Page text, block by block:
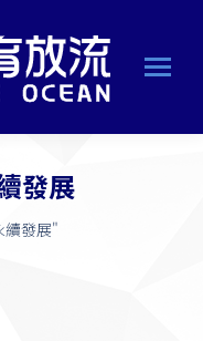
發展
續發展"